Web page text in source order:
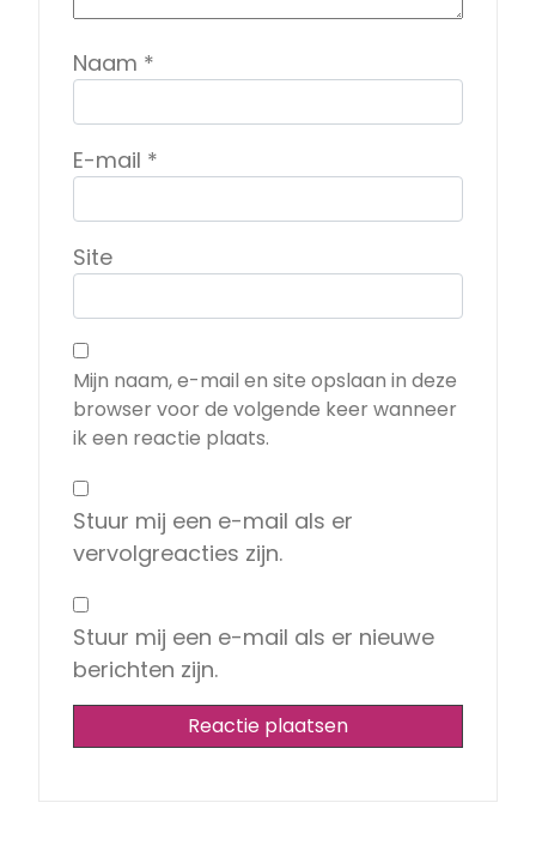
Naam *
E-mail *
Site
Mijn naam, e-mail en site opslaan in deze
browser voor de volgende keer wanneer
ik een reactie plaats.
Stuur mij een e-mail als er
vervolgreacties zijn.
Stuur mij een e-mail als er nieuwe
berichten zijn.